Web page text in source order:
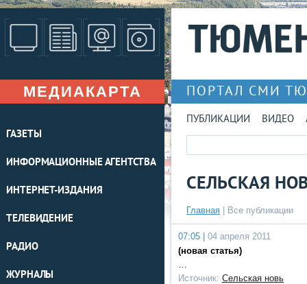
МЕДИАКАРТА
ГАЗЕТЫ
ИНФОРМАЦИОННЫЕ АГЕНТСТВА
ИНТЕРНЕТ-ИЗДАНИЯ
ТЕЛЕВИДЕНИЕ
РАДИО
ЖУРНАЛЫ
ПОРТАЛ СМИ
ПУБЛИКАЦИИ ВИДЕО
СЕЛЬСКАЯ
Главная Все публикации
07:05 |
04 апреля 2011
(новая статья)
…
Источник: Сельская новь